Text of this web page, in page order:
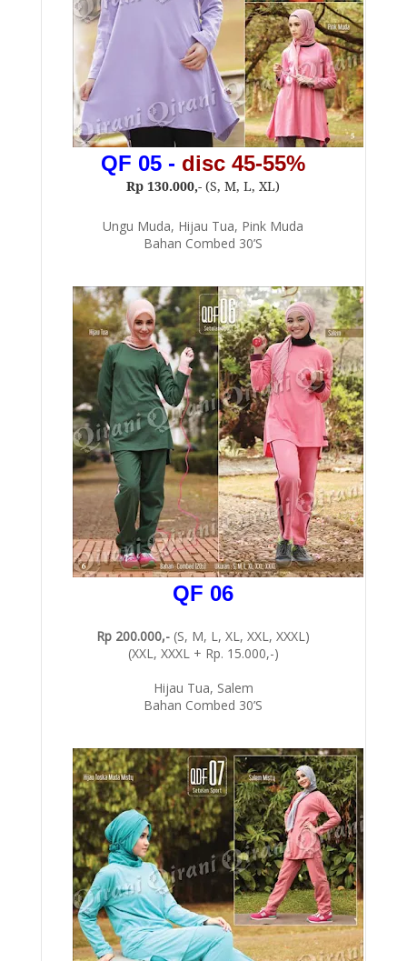
QF 05 - disc 45-55%
Rp 130.000,- (S, M, L, XL)
Ungu Muda, Hijau Tua, Pink Muda
Bahan Combed 30’S
QF 06
Rp 200.000,- (S, M, L, XL, XXL, XXXL)
(XXL, XXXL + Rp. 15.000,-)
Hijau Tua, Salem
Bahan Combed 30’S